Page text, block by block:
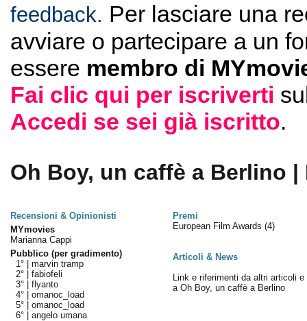
feedback. Per lasciare una
avviare o partecipare a un
essere membro di
Fai clic qui per iscriverti
Accedi se sei già iscritto.
Oh Boy, un caffè a Berlino |
Recensioni & Opinionisti
Premi
MYmovies
Marianna Cappi
Pubblico (per gradimento)
1° | marvin tramp
2° | fabiofeli
3° | flyanto
4° | omanoc_load
5° | omanoc_load
6° | angelo umana
European Film Awards (4)
Articoli & News
Link e riferimenti da altri articoli e
a Oh Boy, un caffè a Berlino